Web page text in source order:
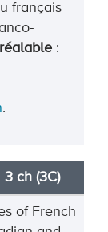
français
:
.
3 ch (3C)
of French